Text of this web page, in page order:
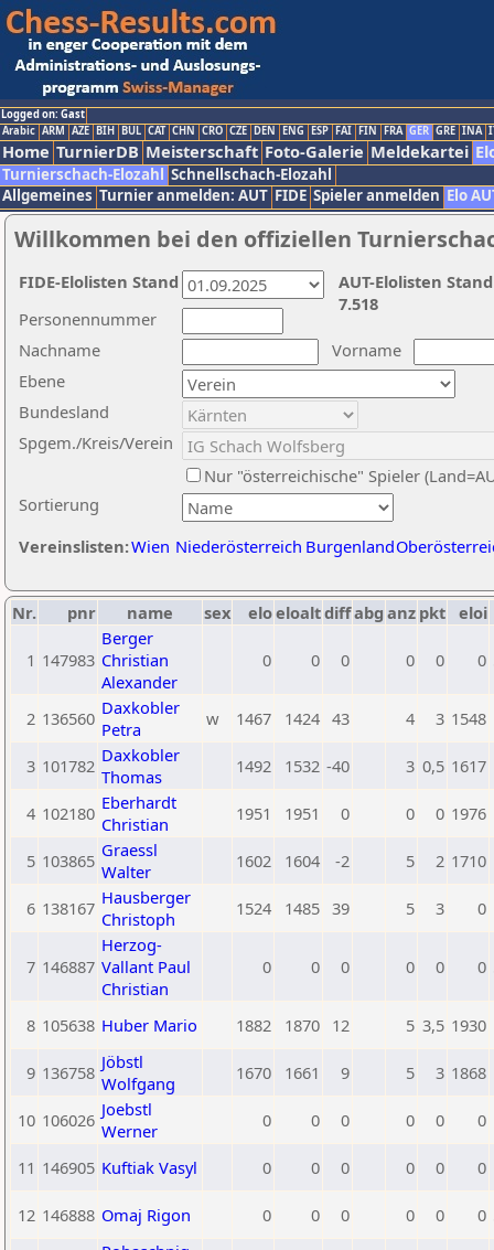
Logged on: Gast
Arabic ARM AZE BIH BUL CAT CHN CRO CZE DEN ENG ESP FAI FIN FRA GER GRE INA
Home TurnierDB Meisterschaft Foto-Galerie Meldekartei
Turnierschach-Elozahl Schnellschach-Elozahl
Allgemeines Turnier anmelden: AUT FIDE Spieler anmelden Elo
Willkommen bei den offiziellen
Nachname
Vorname
Ebene
Sortierung
Personennummer
Bundesland
Spgem./Kreis/Verein
Nur "österreichische" Spieler
Vereinslisten:Wien Niederösterreich Burgenland
AUT-Elolisten
7.518
FIDE-Elolisten Stand
Nr. pnr name sex eloeloaltdiffabg anz pkt eloi
1 147983
Berger
Christian
Alexander
0 0 0 0 0 0
2 136560 Daxkobler
Petra
w 1467 1424 43 4 3 1548
3 101782 Daxkobler
Thomas
1492 1532 -40 3 0,5 1617
4 102180 Eberhardt
Christian
1951 1951 0 0 0 1976
5 103865 Graessl
Walter
1602 1604 -2 5 2 1710
6 138167 Hausberger
Christoph
1524 1485 39 5 3 0
7 146887
Herzog-
Vallant Paul
Christian
0 0 0 0 0 0
8 105638 Huber Mario 1882 1870 12 5 3,5 1930
9 136758 Jöbstl
Wolfgang
1670 1661 9 5 3 1868
10 106026 Joebstl
Werner
0 0 0 0 0 0
11 146905 Kuftiak Vasyl 0 0 0 0 0 0
12 146888 Omaj Rigon 0 0 0 0 0 0